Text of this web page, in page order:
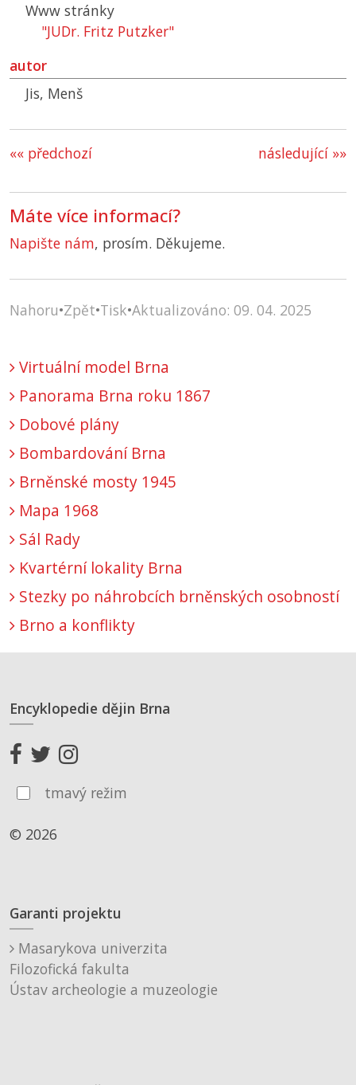
Www stránky
"JUDr. Fritz Putzker"
autor
Jis, Menš
«« předchozí následující »»
Máte více informací?
Napište nám, prosím. Děkujeme.
Nahoru•Zpět•Tisk•Aktualizováno: 09. 04. 2025
Virtuální model Brna
Panorama Brna roku 1867
Dobové plány
Bombardování Brna
Brněnské mosty 1945
Mapa 1968
Sál Rady
Kvartérní lokality Brna
Stezky po náhrobcích brněnských osobností
Brno a konflikty
Encyklopedie dějin Brna
tmavý režim
© 2026
Garanti projektu
Masarykova univerzita
Filozofická fakulta
Ústav archeologie a muzeologie